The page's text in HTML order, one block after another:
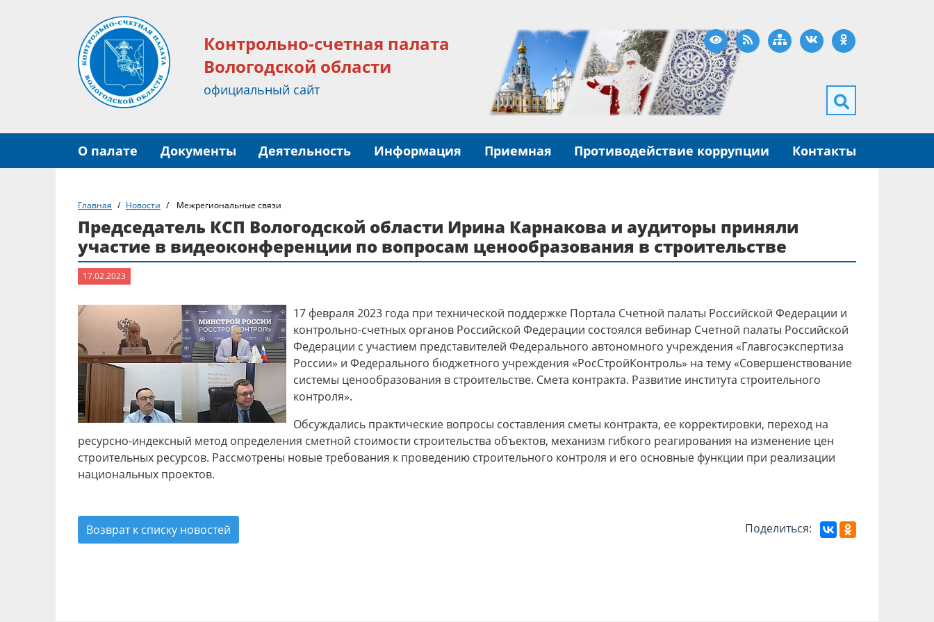
Контрольно-счетная палата
Вологодской области
официальный сайт
Версия для слабовидящих
RSS Карта сайта
ВКонтактеОдноклассники
О палате Документы Деятельность Информация Приемная Противодействие коррупции Контакты
Главная Новости Межрегиональные связи
Председатель КСП Вологодской области Ирина Карнакова и аудиторы приняли
участие в видеоконференции по вопросам ценообразования в строительстве
17.02.2023
17 февраля 2023 года при технической поддержке Портала Счетной палаты Российской Федерации и
контрольно-счетных органов Российской Федерации состоялся вебинар Счетной палаты Российской
Федерации с участием представителей Федерального автономного учреждения «Главгосэкспертиза
России» и Федерального бюджетного учреждения «РосСтройКонтроль» на тему «Совершенствование
системы ценообразования в строительстве. Смета контракта. Развитие института строительного
контроля».
Обсуждались практические вопросы составления сметы контракта, ее корректировки, переход на
ресурсно-индексный метод определения сметной стоимости строительства объектов, механизм гибкого реагирования на изменение цен
строительных ресурсов. Рассмотрены новые требования к проведению строительного контроля и его основные функции при реализации
национальных проектов.
Возврат к списку новостей Поделиться: